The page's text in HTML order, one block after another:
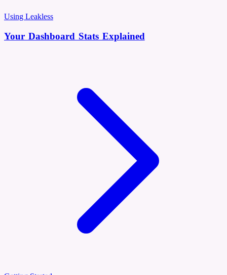
Using Leakless
Your Dashboard Stats Explained